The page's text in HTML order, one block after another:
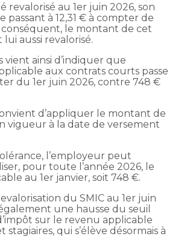
revalorisé au 1er juin 2026, son
passant à 12,31 € à compter de
le montant de cet
aussi revalorisé.
vient ainsi d’indiquer que
aux contrats courts passe
du 1er juin 2026, contre 748 €
d’appliquer le montant de
vigueur à la date de versement
l’employeur peut
pour toute l’année 2026, le
au 1er janvier, soit 748 €.
du SMIC au 1er juin
une hausse du seuil
sur le revenu applicable
stagiaires, qui s’élève désormais à